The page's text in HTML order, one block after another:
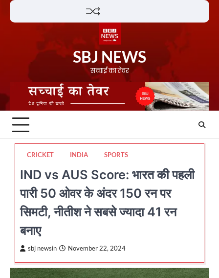
Skip
SBJ NEWS
सच्चाई का तेवर
CRICKET INDIA SPORTS
IND vs AUS Score: भारत की पहली
पारी 50 ओवर के अंदर 150 रन पर
सिमटी, नीतीश ने सबसे ज्यादा 41 रन
बनाए
sbj newsin November 22, 2024